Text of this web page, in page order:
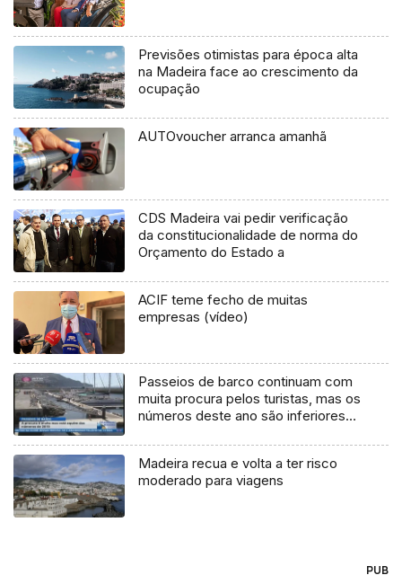
Previsões otimistas para época alta
na Madeira face ao crescimento da
ocupação
AUTOvoucher arranca amanhã
CDS Madeira vai pedir verificação
da constitucionalidade de norma do
Orçamento do Estado a
ACIF teme fecho de muitas
empresas (vídeo)
Passeios de barco continuam com
muita procura pelos turistas, mas os
números deste ano são inferiores
Madeira recua e volta a ter risco
moderado para viagens
PUB